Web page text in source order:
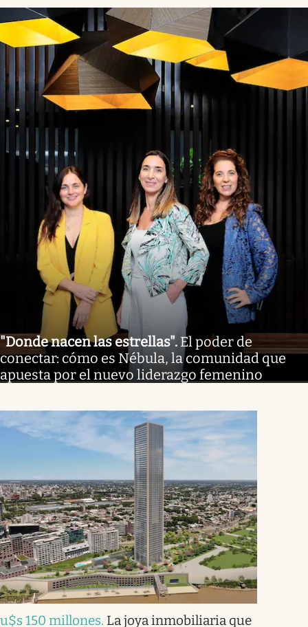
"Donde nacen las estrellas". El poder de
conectar: cómo es Nébula, la comunidad que
apuesta por el nuevo liderazgo femenino
u$s 150 millones. La joya inmobiliaria que